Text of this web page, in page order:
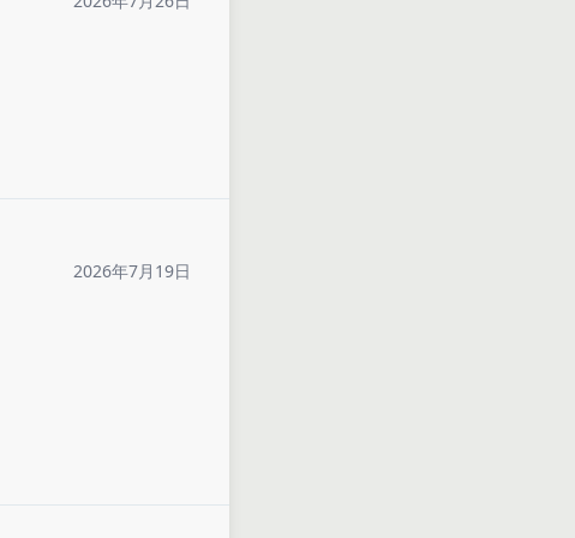
2026年7月19日